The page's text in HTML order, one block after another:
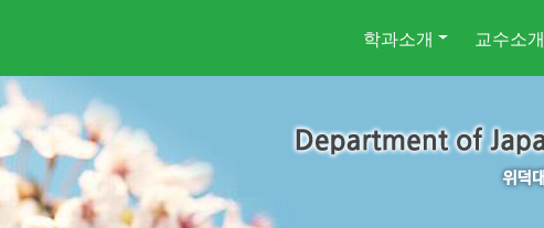
학과소개 교수소개